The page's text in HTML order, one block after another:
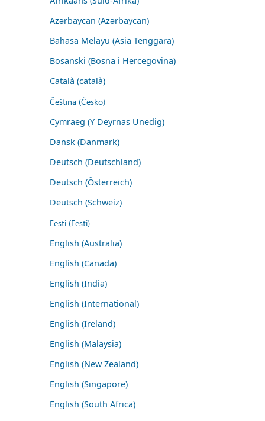
Azərbaycan (Azərbaycan)
Bahasa Melayu (Asia Tenggara)
Bosanski (Bosna i Hercegovina)
Català (català)
Čeština (Česko)
Cymraeg (Y Deyrnas Unedig)
Dansk (Danmark)
Deutsch (Deutschland)
Deutsch (Österreich)
Deutsch (Schweiz)
Eesti (Eesti)
English (Australia)
English (Canada)
English (India)
English (International)
English (Ireland)
English (Malaysia)
English (New Zealand)
English (Singapore)
English (South Africa)